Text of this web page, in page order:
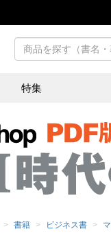
特集
書籍 ビジネス書